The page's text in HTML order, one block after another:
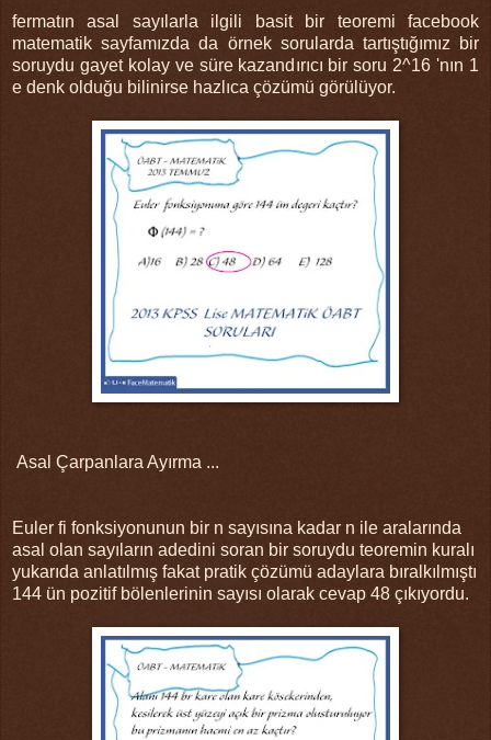
fermatın asal sayılarla ilgili basit bir teoremi facebook
matematik sayfamızda da örnek sorularda tartıştığımız bir
soruydu gayet kolay ve süre kazandırıcı bir soru 2^16 'nın 1
e denk olduğu bilinirse hazlıca çözümü görülüyor.
Asal Çarpanlara Ayırma ...
Euler fi fonksiyonunun bir n sayısına kadar n ile aralarında
asal olan sayıların adedini soran bir soruydu teoremin kuralı
yukarıda anlatılmış fakat pratik çözümü adaylara bıralkılmıştı
144 ün pozitif bölenlerinin sayısı olarak cevap 48 çıkıyordu.